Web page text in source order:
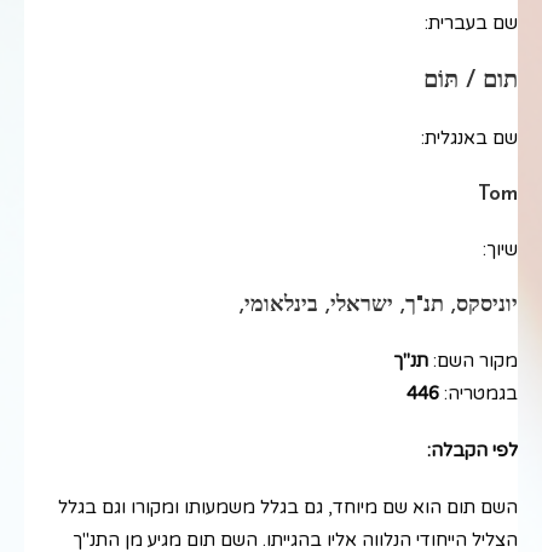
שם בעברית:
תום / תּוֹם
שם באנגלית:
Tom
שיוך:
יוניסקס, תנ"ך, ישראלי, בינלאומי,
מקור השם: תנ"ך
בגמטריה: 446
לפי הקבלה:
השם תום הוא שם מיוחד, גם בגלל משמעותו ומקורו וגם בגלל
הצליל הייחודי הנלווה אליו בהגייתו. השם תום מגיע מן התנ"ך